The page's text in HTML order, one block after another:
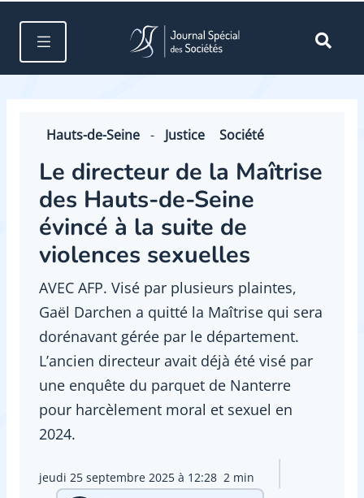
Hauts-de-Seine - Justice Société
Le directeur de la Maîtrise
des Hauts-de-Seine
évincé à la suite de
violences sexuelles
AVEC AFP. Visé par plusieurs plaintes,
Gaël Darchen a quitté la Maîtrise qui sera
dorénavant gérée par le département.
L’ancien directeur avait déjà été visé par
une enquête du parquet de Nanterre
pour harcèlement moral et sexuel en
2024.
jeudi 25 septembre 2025 à 12:28 2 min